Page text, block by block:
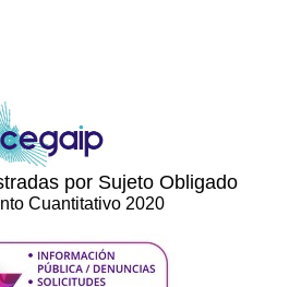
por Sujeto Obligado
Cuantitativo 2020